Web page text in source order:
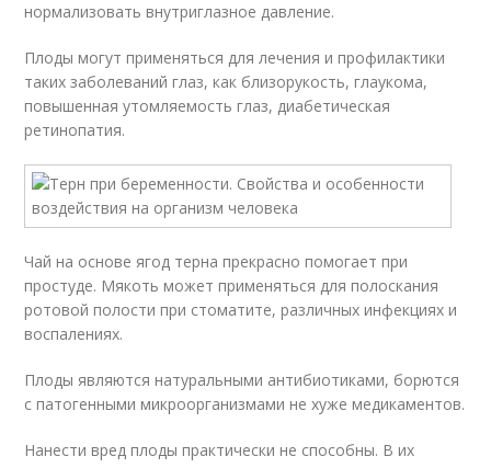
нормализовать внутриглазное давление.
Плоды могут применяться для лечения и профилактики
таких заболеваний глаз, как близорукость, глаукома,
повышенная утомляемость глаз, диабетическая
ретинопатия.
Чай на основе ягод терна прекрасно помогает при
простуде. Мякоть может применяться для полоскания
ротовой полости при стоматите, различных инфекциях и
воспалениях.
Плоды являются натуральными антибиотиками, борются
с патогенными микроорганизмами не хуже медикаментов.
Нанести вред плоды практически не способны. В их